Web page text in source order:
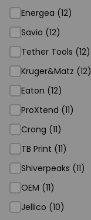
Energea (12)
Savio (12)
Tether Tools (12)
Kruger&Matz (12)
Eaton (12)
ProXtend (11)
Crong (11)
TB Print (11)
Shiverpeaks (11)
OEM (11)
Jellico (10)